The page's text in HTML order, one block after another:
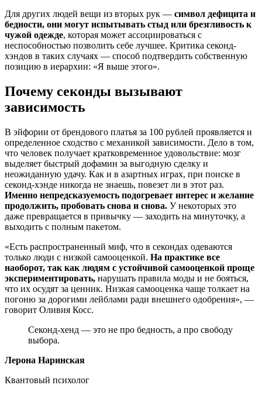
Для других людей вещи из вторых рук — символ дефицита и
бедности, они могут испытывать стыд или брезгливость к
чужой одежде, которая может ассоциироваться с
неспособностью позволить себе лучшее. Критика секонд-
хэндов в таких случаях — способ подтвердить собственную
позицию в иерархии: «Я выше этого».
Почему секонды вызывают
зависимость
В эйфории от брендового платья за 100 рублей проявляется и
определенное сходство с механикой зависимости. Дело в том,
что человек получает кратковременное удовольствие: мозг
выделяет быстрый дофамин за выгодную сделку и
неожиданную удачу. Как и в азартных играх, при поиске в
секонд-хэнде никогда не знаешь, повезет ли в этот раз.
Именно непредсказуемость подогревает интерес и желание
продолжить, пробовать снова и снова. У некоторых это
даже превращается в привычку — заходить на минуточку, а
выходить с полным пакетом.
«Есть распространенный миф, что в секондах одеваются
только люди с низкой самооценкой. На практике все
наоборот, так как людям с устойчивой самооценкой проще
экспериментировать, нарушать правила моды и не бояться,
что их осудят за ценник. Низкая самооценка чаще толкает на
погоню за дорогими лейблами ради внешнего одобрения», —
говорит Оливия Косс.
Секонд-хенд — это не про бедность, а про свободу
выбора.
Лерона Наринская
Квантовый психолог